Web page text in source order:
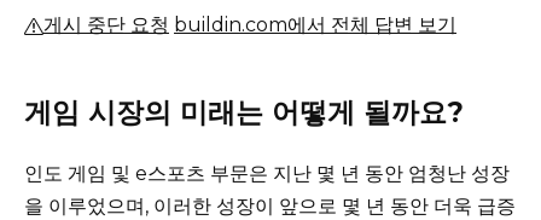
게시 중단 요청 buildin.com에서 전체 답변 보기
게임 시장의 미래는 어떻게 될까요?
인도 게임 및 e스포츠 부문은 지난 몇 년 동안 엄청난 성장
을 이루었으며, 이러한 성장이 앞으로 몇 년 동안 더욱 급증